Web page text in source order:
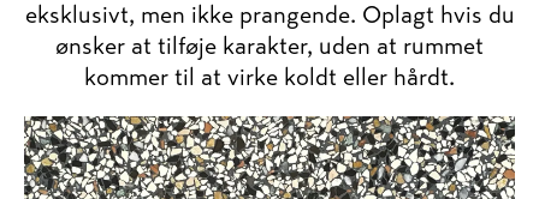
eksklusivt, men ikke prangende. Oplagt hvis du
ønsker at tilføje karakter, uden at rummet
kommer til at virke koldt eller hårdt.